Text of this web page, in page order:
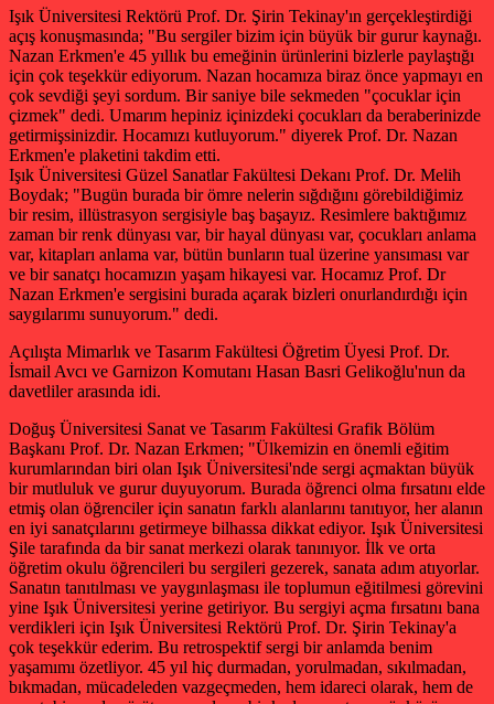
Işık Üniversitesi Rektörü Prof. Dr. Şirin Tekinay'ın gerçekleştirdiği
açış konuşmasında; "Bu sergiler bizim için büyük bir gurur kaynağı.
Nazan Erkmen'e 45 yıllık bu emeğinin ürünlerini bizlerle paylaştığı
için çok teşekkür ediyorum. Nazan hocamıza biraz önce yapmayı en
çok sevdiği şeyi sordum. Bir saniye bile sekmeden "çocuklar için
çizmek" dedi. Umarım hepiniz içinizdeki çocukları da beraberinizde
getirmişsinizdir. Hocamızı kutluyorum." diyerek Prof. Dr. Nazan
Erkmen'e plaketini takdim etti.
Işık Üniversitesi Güzel Sanatlar Fakültesi Dekanı Prof. Dr. Melih
Boydak; "Bugün burada bir ömre nelerin sığdığını görebildiğimiz
bir resim, illüstrasyon sergisiyle baş başayız. Resimlere baktığımız
zaman bir renk dünyası var, bir hayal dünyası var, çocukları anlama
var, kitapları anlama var, bütün bunların tual üzerine yansıması var
ve bir sanatçı hocamızın yaşam hikayesi var. Hocamız Prof. Dr
Nazan Erkmen'e sergisini burada açarak bizleri onurlandırdığı için
saygılarımı sunuyorum." dedi.
Açılışta Mimarlık ve Tasarım Fakültesi Öğretim Üyesi Prof. Dr.
İsmail Avcı ve Garnizon Komutanı Hasan Basri Gelikoğlu'nun da
davetliler arasında idi.
Doğuş Üniversitesi Sanat ve Tasarım Fakültesi Grafik Bölüm
Başkanı Prof. Dr. Nazan Erkmen; "Ülkemizin en önemli eğitim
kurumlarından biri olan Işık Üniversitesi'nde sergi açmaktan büyük
bir mutluluk ve gurur duyuyorum. Burada öğrenci olma fırsatını elde
etmiş olan öğrenciler için sanatın farklı alanlarını tanıtıyor, her alanın
en iyi sanatçılarını getirmeye bilhassa dikkat ediyor. Işık Üniversitesi
Şile tarafında da bir sanat merkezi olarak tanınıyor. İlk ve orta
öğretim okulu öğrencileri bu sergileri gezerek, sanata adım atıyorlar.
Sanatın tanıtılması ve yaygınlaşması ile toplumun eğitilmesi görevini
yine Işık Üniversitesi yerine getiriyor. Bu sergiyi açma fırsatını bana
verdikleri için Işık Üniversitesi Rektörü Prof. Dr. Şirin Tekinay'a
çok teşekkür ederim. Bu retrospektif sergi bir anlamda benim
yaşamımı özetliyor. 45 yıl hiç durmadan, yorulmadan, sıkılmadan,
bıkmadan, mücadeleden vazgeçmeden, hem idareci olarak, hem de